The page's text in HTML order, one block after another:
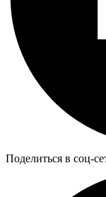
Поделиться в соц-